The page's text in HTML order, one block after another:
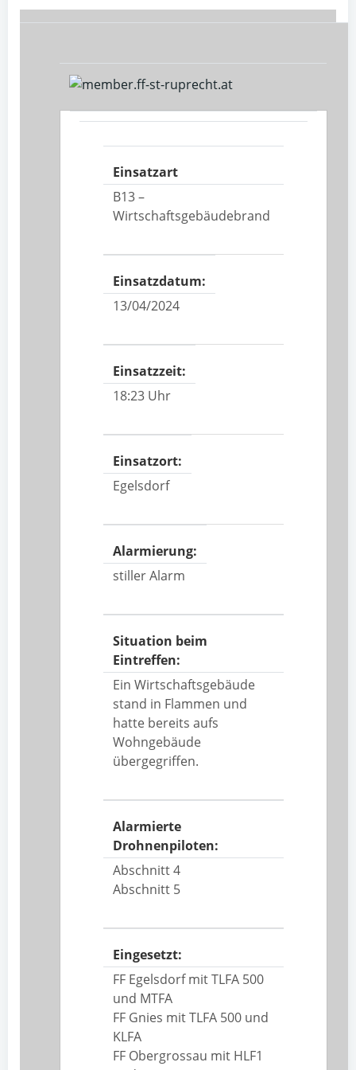
Einsatzart
B13 –
Wirtschaftsgebäudebrand
Einsatzdatum:
13/04/2024
Einsatzzeit:
18:23 Uhr
Einsatzort:
Egelsdorf
Alarmierung:
stiller Alarm
Situation beim
Eintreffen:
Ein Wirtschaftsgebäude
stand in Flammen und
hatte bereits aufs
Wohngebäude
übergegriffen.
Alarmierte
Drohnenpiloten:
Abschnitt 4
Abschnitt 5
Eingesetzt:
FF Egelsdorf mit TLFA 500
und MTFA
FF Gnies mit TLFA 500 und
KLFA
FF Obergrossau mit HLF1